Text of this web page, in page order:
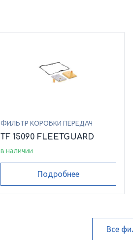
ФИЛЬТР КОРОБКИ ПЕРЕДАЧ
TF 15090 FLEETGUARD
в наличии
Подробнее
Все